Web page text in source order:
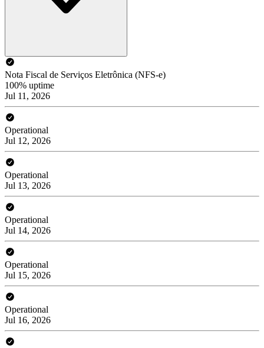
Nota Fiscal de Serviços Eletrônica (NFS-e)
100% uptime
Jul 11, 2026
Operational
Jul 12, 2026
Operational
Jul 13, 2026
Operational
Jul 14, 2026
Operational
Jul 15, 2026
Operational
Jul 16, 2026